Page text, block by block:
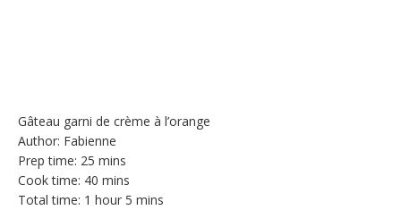
Gâteau garni de crème à l’orange
Author: Fabienne
Prep time: 25 mins
Cook time: 40 mins
Total time: 1 hour 5 mins